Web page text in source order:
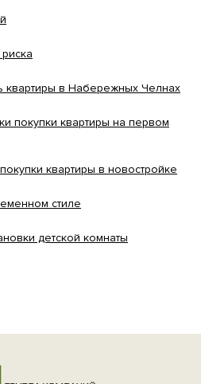
квартиры в Набережных Челнах
покупки квартиры на первом
квартиры в новостройке
стиле
детской комнаты